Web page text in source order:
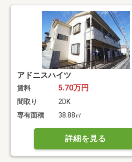
アドニスハイツ
賃料 5.70万円
間取り
2DK
専有面積
38.88㎡
詳細を見る